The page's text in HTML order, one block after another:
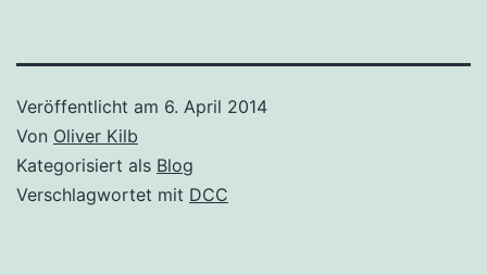
Veröffentlicht am 6. April 2014
Von Oliver Kilb
Kategorisiert als Blog
Verschlagwortet mit DCC